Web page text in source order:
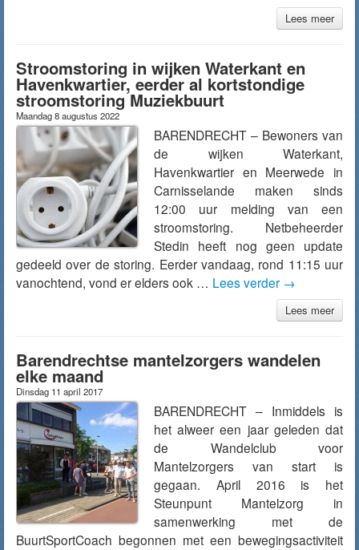
Lees meer
Stroomstoring in wijken Waterkant en
Havenkwartier, eerder al kortstondige
stroomstoring Muziekbuurt
Maandag 8 augustus 2022
BARENDRECHT – Bewoners van
de wijken Waterkant,
Havenkwartier en Meerwede in
Carnisselande maken sinds
12:00 uur melding van een
stroomstoring. Netbeheerder
Stedin heeft nog geen update
gedeeld over de storing. Eerder vandaag, rond 11:15 uur
vanochtend, vond er elders ook … Lees verder →
Lees meer
Barendrechtse mantelzorgers wandelen
elke maand
Dinsdag 11 april 2017
BARENDRECHT – Inmiddels is
het alweer een jaar geleden dat
de Wandelclub voor
Mantelzorgers van start is
gegaan. April 2016 is het
Steunpunt Mantelzorg in
samenwerking met de
BuurtSportCoach begonnen met een bewegingsactiviteit